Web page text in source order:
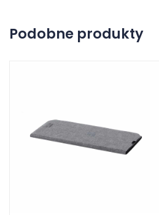
Podobne produkty